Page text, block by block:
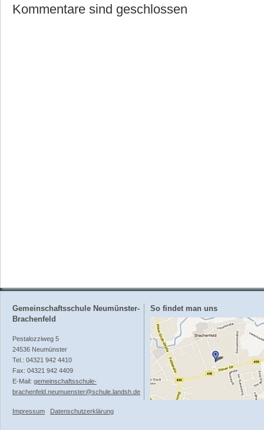
Kommentare sind geschlossen
Gemeinschaftsschule Neumünster-
Brachenfeld
Pestalozziweg 5
24536 Neumünster
Tel.: 04321 942 4410
Fax: 04321 942 4409
E-Mail: gemeinschaftsschule-
brachenfeld.neumuenster@schule.landsh.de
Impressum Datenschutzerklärung
So findet man uns